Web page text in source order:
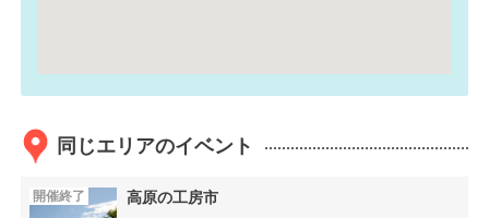
同じエリアのイベント
開催終了 高原の工房市